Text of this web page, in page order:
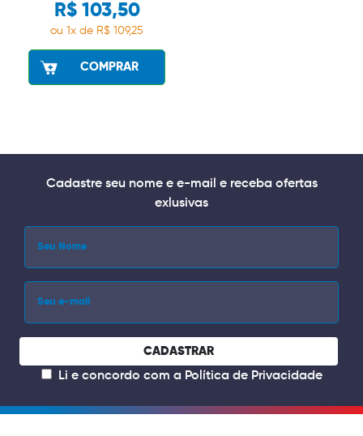
R$ 103,50
ou 1x de R$ 109,25
COMPRAR
Cadastre seu nome e e-mail e receba ofertas
exlusivas
CADASTRAR
Li e concordo com a Política de Privacidade